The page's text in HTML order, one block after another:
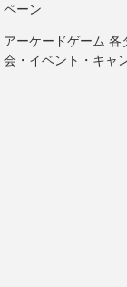
ペーン
アーケードゲーム 各
会・イベント・キャ